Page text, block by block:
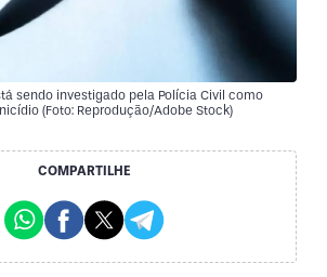
sendo investigado pela Polícia Civil como
(Foto: Reprodução/Adobe Stock)
COMPARTILHE